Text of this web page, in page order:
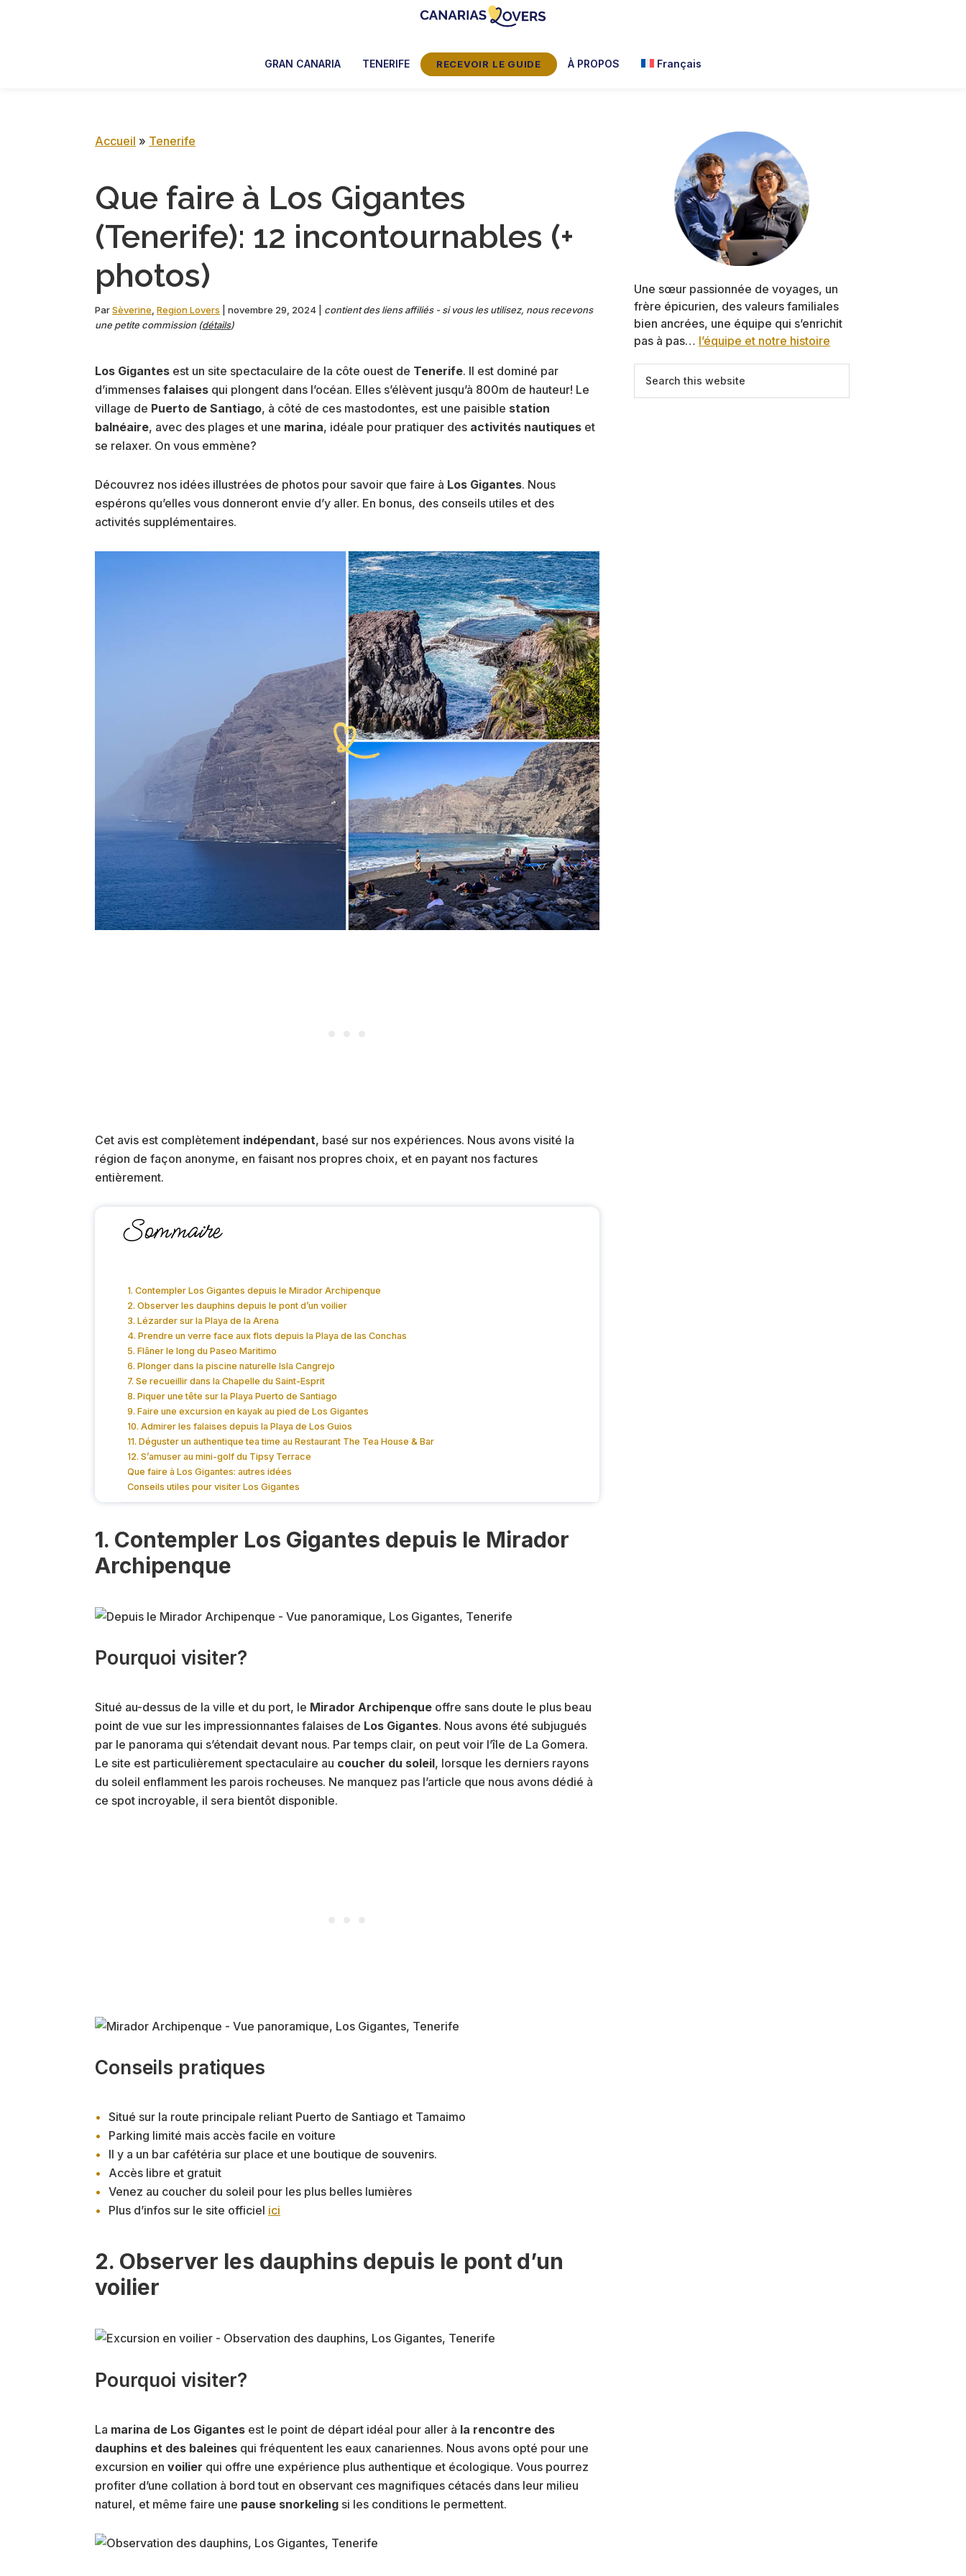
Lovers:
Tenerife
blog
GRAN CANARIA TENERIFE RECEVOIR LE GUIDE À PROPOS Français
Accueil » Tenerife
Que faire à Los Gigantes
(Tenerife): 12 incontournables (+
photos)
ParSèverine Region Lovers novembre 29, 2024
contient des liens affiliés - si vous les utilisez, nous recevons
une petite commission (détails)
Los Gigantes est un site spectaculaire de la côte ouest de Tenerife. Il est dominé par
d’immenses falaises qui plongent dans l’océan. Elles s’élèvent jusqu’à 800m de hauteur! Le
village de Puerto de Santiago, à côté de ces mastodontes, est une paisible station
balnéaire, avec des plages et une marina, idéale pour pratiquer des activités nautiques et
se relaxer. On vous emmène?
Découvrez nos idées illustrées de photos pour savoir que faire à Los Gigantes. Nous
espérons qu’elles vous donneront envie d’y aller. En bonus, des conseils utiles et des
activités supplémentaires.
Cet avis est complètement indépendant, basé sur nos expériences. Nous avons visité la
région de façon anonyme, en faisant nos propres choix, et en payant nos factures
entièrement.
Sommaire
1. Contempler Los Gigantes depuis le Mirador Archipenque
2. Observer les dauphins depuis le pont d’un voilier
3. Lézarder sur la Playa de la Arena
4. Prendre un verre face aux flots depuis la Playa de las Conchas
5. Flâner le long du Paseo Maritimo
6. Plonger dans la piscine naturelle Isla Cangrejo
7. Se recueillir dans la Chapelle du Saint-Esprit
8. Piquer une tête sur la Playa Puerto de Santiago
9. Faire une excursion en kayak au pied de Los Gigantes
10. Admirer les falaises depuis la Playa de Los Guios
11. Déguster un authentique tea time au Restaurant The Tea House & Bar
12. S’amuser au mini-golf du Tipsy Terrace
Que faire à Los Gigantes: autres idées
Conseils utiles pour visiter Los Gigantes
1. Contempler Los Gigantes depuis le Mirador
Archipenque
Pourquoi visiter?
Situé au-dessus de la ville et du port, le Mirador Archipenque offre sans doute le plus beau
point de vue sur les impressionnantes falaises de Los Gigantes. Nous avons été subjugués
par le panorama qui s’étendait devant nous. Par temps clair, on peut voir l’île de La Gomera.
Le site est particulièrement spectaculaire au coucher du soleil, lorsque les derniers rayons
du soleil enflamment les parois rocheuses. Ne manquez pas l’article que nous avons dédié à
ce spot incroyable, il sera bientôt disponible.
Conseils pratiques
Situé sur la route principale reliant Puerto de Santiago et Tamaimo
Parking limité mais accès facile en voiture
Il y a un bar cafétéria sur place et une boutique de souvenirs.
Accès libre et gratuit
Venez au coucher du soleil pour les plus belles lumières
Plus d’infos sur le site officiel ici
2. Observer les dauphins depuis le pont d’un
voilier
Pourquoi visiter?
La marina de Los Gigantes est le point de départ idéal pour aller à la rencontre des
dauphins et des baleines qui fréquentent les eaux canariennes. Nous avons opté pour une
excursion en voilier qui offre une expérience plus authentique et écologique. Vous pourrez
profiter d’une collation à bord tout en observant ces magnifiques cétacés dans leur milieu
naturel, et même faire une pause snorkeling si les conditions le permettent.
Primary
Sidebar
Une sœur passionnée de voyages, un
frère épicurien, des valeurs familiales
bien ancrées, une équipe qui s’enrichit
pas à pas… l’équipe et notre histoire
this